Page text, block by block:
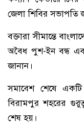
জেলা শিবির সভাপতি
বক্তারা সীমান্তে
অবৈধ পুশ-ইন বন্ধ এবং
জানান।
সমাবেশ শেষে
বিরামপুর শহরের
শেষ হয়।